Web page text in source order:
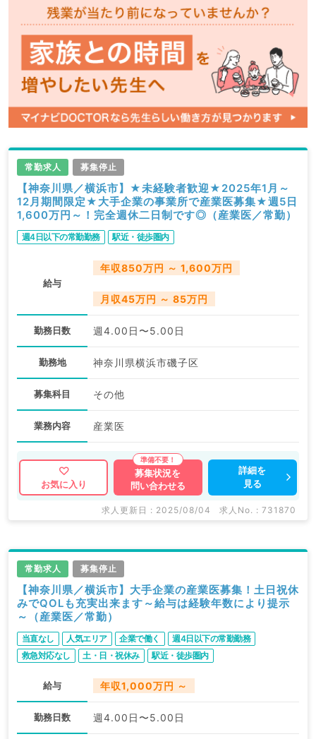
常勤求人 募集停止
【神奈川県／横浜市】★未経験者歓迎★2025年1月～
12月期間限定★大手企業の事業所で産業医募集★週5日
1,600万円～！完全週休二日制です◎（産業医／常勤）
週4日以下の常勤勤務 駅近・徒歩圏内
給与
年収850万円 ～ 1,600万円
月収45万円 ～ 85万円
勤務日数 週4.00日〜5.00日
勤務地 神奈川県横浜市磯子区
募集科目 その他
業務内容 産業医
お気に入り
募集状況を
問い合わせる
詳細を
見る
求人更新日 : 2025/08/04 求人No. : 731870
常勤求人 募集停止
【神奈川県／横浜市】大手企業の産業医募集！土日祝休
みでQOLも充実出来ます～給与は経験年数により提示
～（産業医／常勤）
当直なし 人気エリア 企業で働く
週4日以下の常勤勤務
救急対応なし
土・日・祝休み 駅近・徒歩圏内
給与 年収1,000万円 ～
勤務日数 週4.00日〜5.00日